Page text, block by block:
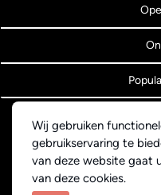
Wij gebruiken
gebruikservaring te
van deze website gaat
van deze cookies.
© Copyright
Webdesign